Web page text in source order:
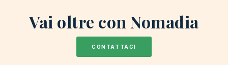
Vai oltre con Nomadia
CONTATTACI